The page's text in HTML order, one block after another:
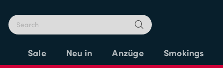
Sale Neu in Anzüge Smokings